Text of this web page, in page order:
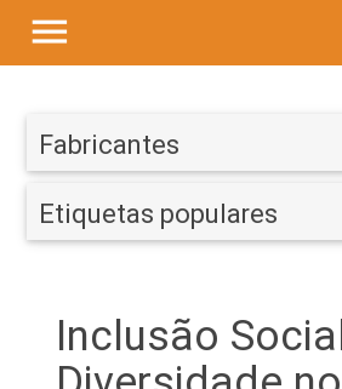
menu
Fabricantes
Etiquetas populares
Inclusão